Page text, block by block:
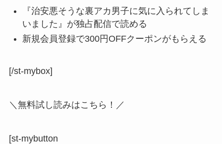
『治安悪そうな裏アカ男子に気に入られてしま
いました』が独占配信で読める
新規会員登録で300円OFFクーポンがもらえる
[/st-mybox]
＼無料試し読みはこちら！／
[st-mybutton